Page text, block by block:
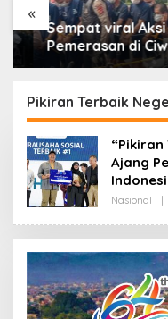
«
Sempat viral Aksi
Pemerasan di
Polisi Tangkap Dua
Pikiran Terbaik
Ajang
Nasional